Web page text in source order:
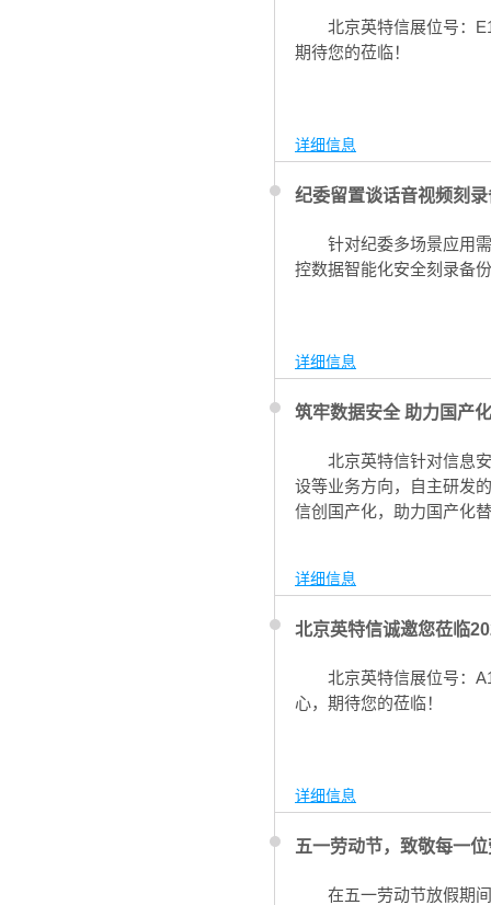
北京英特信展位号：
期待您的莅临！
详细信息
纪委留置谈话音视频刻
针对纪委多场景应用
控数据智能化安全刻录备
详细信息
筑牢数据安全 助力国产
北京英特信针对信息
设等业务方向，自主研发
信创国产化，助力国产化
详细信息
北京英特信诚邀您莅临
北京英特信展位号：
心，期待您的莅临！
详细信息
五一劳动节，致敬每一
在五一劳动节放假期